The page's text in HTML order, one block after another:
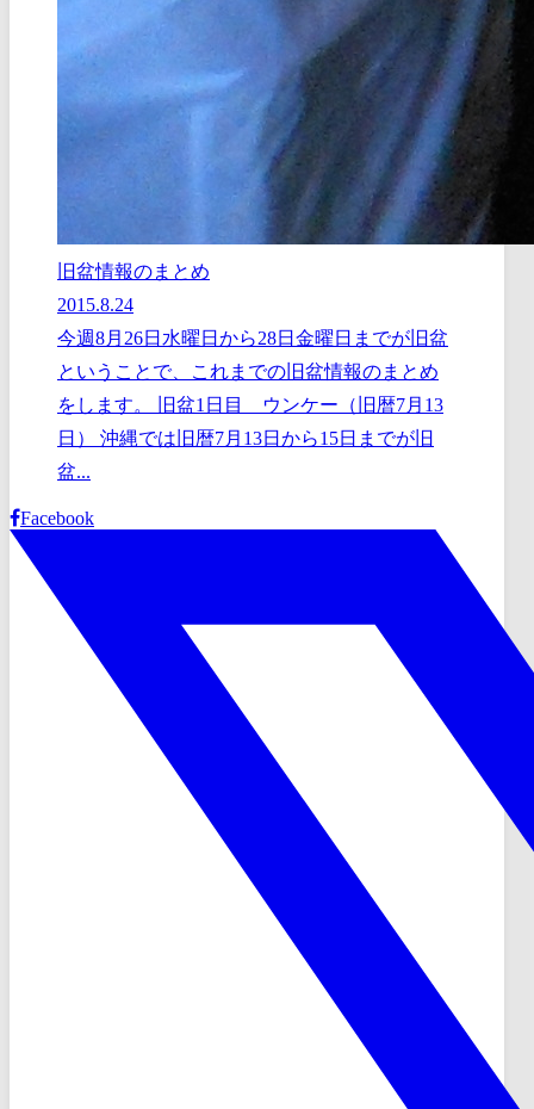
旧盆情報のまとめ
2015.8.24
今週8月26日水曜日から28日金曜日までが旧盆
ということで、これまでの旧盆情報のまとめ
をします。 旧盆1日目 ウンケー（旧暦7月13
日） 沖縄では旧暦7月13日から15日までが旧
盆...
Facebook